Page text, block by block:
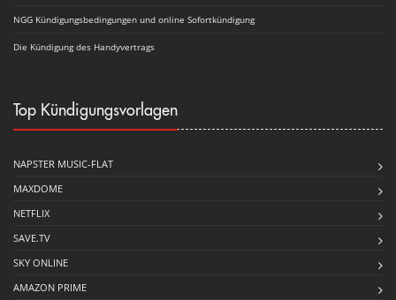
NGG Kündigungsbedingungen und online Sofortkündigung
Die Kündigung des Handyvertrags
Top Kündigungsvorlagen
NAPSTER MUSIC-FLAT
MAXDOME
NETFLIX
SAVE.TV
SKY ONLINE
AMAZON PRIME